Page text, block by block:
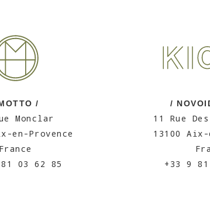
/
Monclar
en-Provence
France
03 62 85
/
11 Rue
13100 Aix-
+33 9